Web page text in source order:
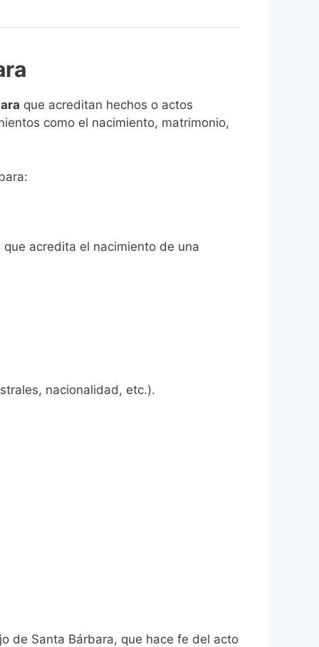
que acreditan hechos o actos
como el nacimiento, matrimonio,
acredita el nacimiento de una
nacionalidad, etc.).
de Santa Bárbara, que hace fe del acto